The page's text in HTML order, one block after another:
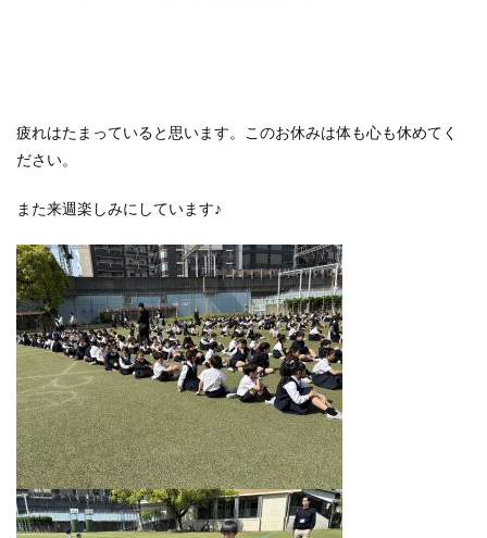
疲れはたまっていると思います。このお休みは体も心も休めてく
ださい。
また来週楽しみにしています♪